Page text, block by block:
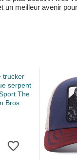
un meilleur avenir